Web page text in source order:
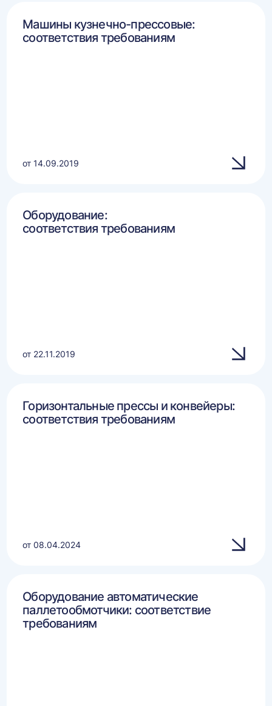
Машины кузнечно-прессовые:
соответствия требованиям
от 14.09.2019
Оборудование:
соответствия требованиям
от 22.11.2019
Горизонтальные прессы и конвейеры:
соответствия требованиям
от 08.04.2024
Оборудование автоматические
паллетообмотчики: соответствие
требованиям